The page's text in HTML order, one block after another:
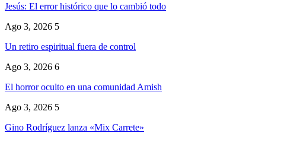
Jesús: El error histórico que lo cambió todo
Ago 3, 2026 5
Un retiro espiritual fuera de control
Ago 3, 2026 6
El horror oculto en una comunidad Amish
Ago 3, 2026 5
Gino Rodríguez lanza «Mix Carrete»